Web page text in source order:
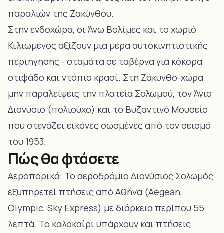
παραλιών της Ζακύνθου.
Στην ενδοχώρα, οι Άνω Βολίμες και το χωριό
Κιλιωμένος αξίζουν μια μέρα αυτοκινητιστικής
περιήγησης - σταμάτα σε ταβέρνα για κόκορα
στιφάδο και ντόπιο κρασί. Στη Ζάκυνθο-χώρα
μην παραλείψεις την πλατεία Σολωμού, τονΆγιο
Διονύσιο (πολιούχο) και το Βυζαντινό Μουσείο
που στεγάζει εικόνες σωσμένες από τον σεισμό
του 1953.
Πώς θα φτάσετε
Αεροπορικά: Το αεροδρόμιο Διονύσιος Σολωμός
εξυπηρετεί πτήσεις από Αθήνα (Aegean,
Olympic, Sky Express) με διάρκεια περίπου 55
λεπτά. Το καλοκαίρι υπάρχουν και πτήσεις